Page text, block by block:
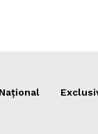
Național